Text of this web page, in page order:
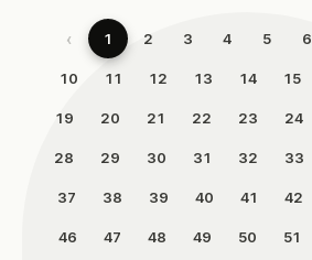
‹ 1 2 3 4 5 6
10 11 12 13 14 15
19 20 21 22 23 24
28 29 30 31 32 33
37 38 39 40 41 42
46 47 48 49 50 51